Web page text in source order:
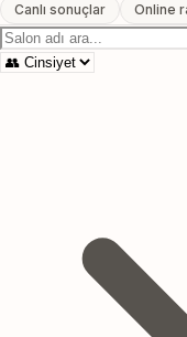
Canlı sonuçlar
Online